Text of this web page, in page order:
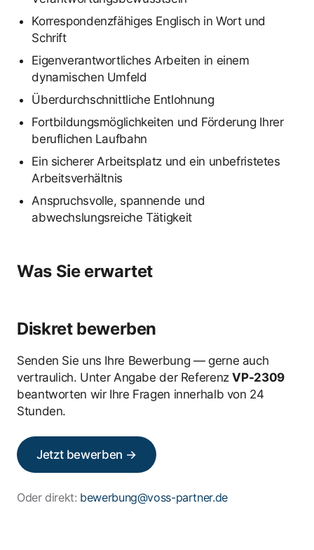
Korrespondenzfähiges Englisch in Wort und
Schrift
Eigenverantwortliches Arbeiten in einem
dynamischen Umfeld
Überdurchschnittliche Entlohnung
Fortbildungsmöglichkeiten und Förderung Ihrer
beruflichen Laufbahn
Ein sicherer Arbeitsplatz und ein unbefristetes
Arbeitsverhältnis
Anspruchsvolle, spannende und
abwechslungsreiche Tätigkeit
Was Sie erwartet
Diskret bewerben
Senden Sie uns Ihre Bewerbung — gerne auch
vertraulich. Unter Angabe der ReferenzVP-2309
beantworten wir Ihre Fragen innerhalb von 24
Stunden.
Jetzt bewerben →
Oder direkt: bewerbung@voss-partner.de